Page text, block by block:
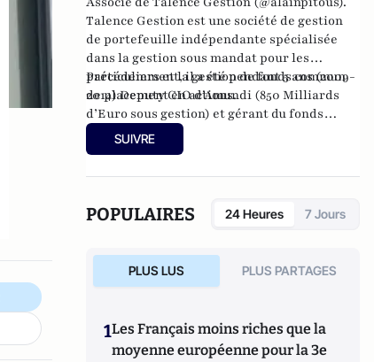
Talence Gestion est une société de gestion
de portefeuille indépendante spécialisée
dans la gestion sous mandat pour les
particuliers et la gestion de fonds commun
de placement en actions.
Précédemment, il a été pendant 5 ans (2009-
2014) Deputy CIO d’Amundi (850 Milliards
d’Euro sous gestion) et gérant du fonds
Amundi Patrimoine de 2012 à juillet 2014.
SUIVRE
POPULAIRES 24 Heures 7 Jours
PLUS LUS PLUS PARTAGES
1Les Français moins riches que la
moyenne européenne pour la 3e